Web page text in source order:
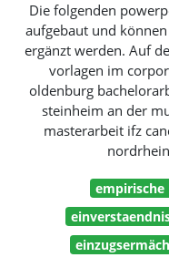
Die folgenden
aufgebaut und
ergänzt werden. Auf
vorlagen im
oldenburg
steinheim an der
masterarbeit ifz
empirische